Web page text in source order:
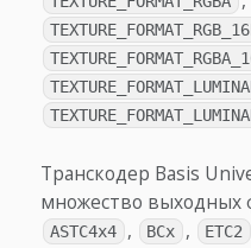
Транскодер Basis
множество выходных
ASTC4x4 , BCx , ETC2